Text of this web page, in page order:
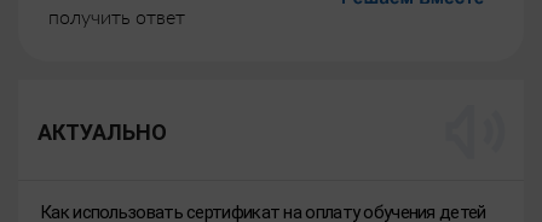
получить ответ
АКТУАЛЬНО
Как использовать сертификат на оплату обучения детей